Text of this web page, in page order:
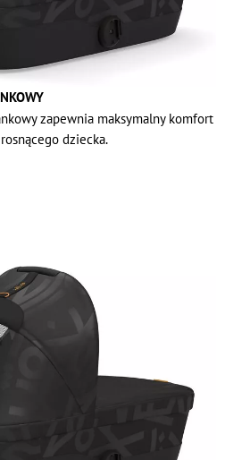
zapewnia maksymalny komfort
dziecka.